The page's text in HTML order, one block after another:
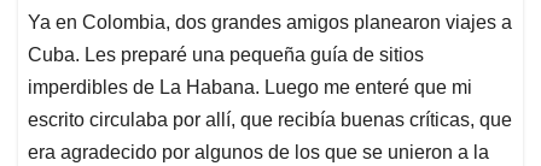
Ya en Colombia, dos grandes amigos planearon viajes a
Cuba. Les preparé una pequeña guía de sitios
imperdibles de La Habana. Luego me enteré que mi
escrito circulaba por allí, que recibía buenas críticas, que
era agradecido por algunos de los que se unieron a la